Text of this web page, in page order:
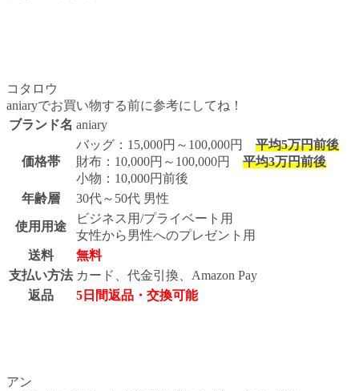
コタロウ
aniaryでお買い物する前に参考にしてね！
ブランド名 aniary
価格帯
バッグ：15,000円～100,000円 平均5万円前後
財布：10,000円～100,000円 平均3万円前後
小物：10,000円前後
年齢層
30代～50代 男性
使用用途
ビジネス用/プライベート用
女性から男性へのプレゼント用
送料
無料
支払い方法 カード、代金引換、Amazon Pay
返品
5日間返品・交換可能
アン